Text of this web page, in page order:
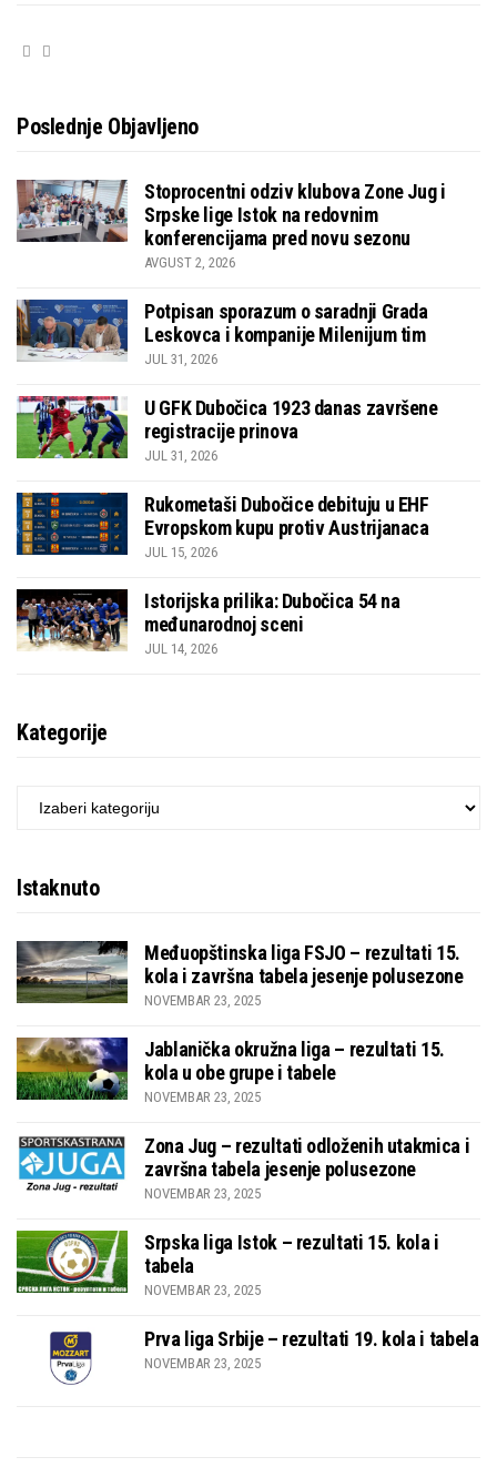
Poslednje Objavljeno
Stoprocentni odziv klubova Zone Jug i
Srpske lige Istok na redovnim
konferencijama pred novu sezonu
AVGUST 2, 2026
Potpisan sporazum o saradnji Grada
Leskovca i kompanije Milenijum tim
JUL 31, 2026
U GFK Dubočica 1923 danas završene
registracije prinova
JUL 31, 2026
Rukometaši Dubočice debituju u EHF
Evropskom kupu protiv Austrijanaca
JUL 15, 2026
Istorijska prilika: Dubočica 54 na
međunarodnoj sceni
JUL 14, 2026
Kategorije
KATEGORIJE
Istaknuto
Međuopštinska liga FSJO – rezultati 15.
kola i završna tabela jesenje polusezone
NOVEMBAR 23, 2025
Jablanička okružna liga – rezultati 15.
kola u obe grupe i tabele
NOVEMBAR 23, 2025
Zona Jug – rezultati odloženih utakmica i
završna tabela jesenje polusezone
NOVEMBAR 23, 2025
Srpska liga Istok – rezultati 15. kola i
tabela
NOVEMBAR 23, 2025
Prva liga Srbije – rezultati 19. kola i tabela
NOVEMBAR 23, 2025